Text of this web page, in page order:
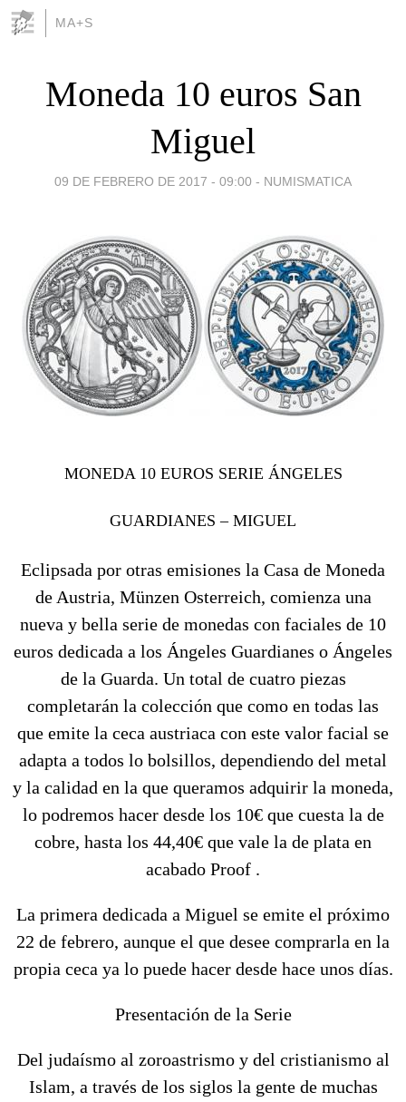
MA+S
Moneda 10 euros San
Miguel
09 DE FEBRERO DE 2017 - 09:00 - NUMISMATICA
MONEDA 10 EUROS SERIE ÁNGELES
GUARDIANES – MIGUEL
Eclipsada por otras emisiones la Casa de Moneda
de Austria, Münzen Osterreich, comienza una
nueva y bella serie de monedas con faciales de 10
euros dedicada a los Ángeles Guardianes o Ángeles
de la Guarda. Un total de cuatro piezas
completarán la colección que como en todas las
que emite la ceca austriaca con este valor facial se
adapta a todos lo bolsillos, dependiendo del metal
y la calidad en la que queramos adquirir la moneda,
lo podremos hacer desde los 10€ que cuesta la de
cobre, hasta los 44,40€ que vale la de plata en
acabado Proof .
La primera dedicada a Miguel se emite el próximo
22 de febrero, aunque el que desee comprarla en la
propia ceca ya lo puede hacer desde hace unos días.
Presentación de la Serie
Del judaísmo al zoroastrismo y del cristianismo al
Islam, a través de los siglos la gente de muchas